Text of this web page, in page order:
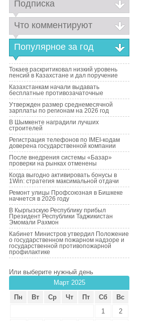
Подписка
Что комментируют
Популярное за год
Токаев раскритиковал низкий уровень
пенсий в Казахстане и дал поручение
Казахстанкам начали выдавать
бесплатные противозачаточные
Утвержден размер среднемесячной
зарплаты по регионам на 2026 год
В Шымкенте наградили лучших
строителей
Регистрация телефонов по IMEI-кодам
доверена государственной компании
После внедрения системы «Базар»
проверки на рынках отменены
Когда выгодно активировать бонусы в
1Win: стратегия максимальной отдачи
Ремонт улицы Профсоюзная в Бишкеке
начнется в 2026 году
В Кыргызскую Республику прибыл
Президент Республики Таджикистан
Эмомали Рахмон
Кабинет Министров утвердил Положение
о государственном пожарном надзоре и
государственной противопожарной
профилактике
Или выберите нужный день
Март 2025
Пн
Вт Ср Чт Пт Сб
Вс
1
2